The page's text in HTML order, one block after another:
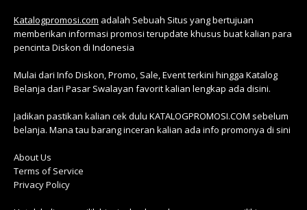
Katalogpromosi.com adalah Sebuah Situs yang bertujuan
memberikan informasi promosi terupdate khusus buat kalian para
pencinta Diskon di Indonesia
Mulai dari Info Diskon, Promo, Sale, Event terkini hingga Katalog
Belanja dari Pasar Swalayan favorit kalian lengkap ada disini.
Jadikan pastikan kalian cek dulu KATALOGPROMOSI.COM sebelum
belanja. Mana tau barang inceran kalian ada info promonya di sini
About Us
Terms of Service
Privacy Policy